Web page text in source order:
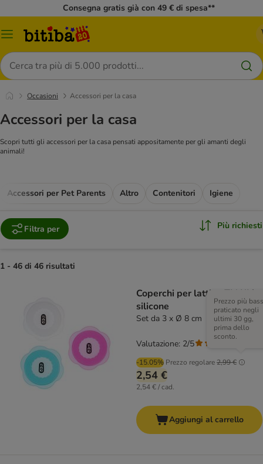
Consegna gratis già con 49 € di spesa**
Overview
Cerca
Occasioni Accessori per la casa
Accessori per la casa
Scopri tutti gli accessori per la casa pensati appositamente per gli amanti degli
animali!
Accessori per Pet Parents Altro Contenitori Igiene
Filtra per Più richiesti
1 - 46 di 46 risultati
Coperchi per lattine TIAKI in
silicone
Set da 3 x Ø 8 cm
-15.05% Prezzo regolare2,99 €
Prezzo più
praticato negli
ultimi 30 gg,
prima dello
sconto.
2,54 €
2,54 € / cad.
Valutazione: 2/5
Aggiungi al carrello